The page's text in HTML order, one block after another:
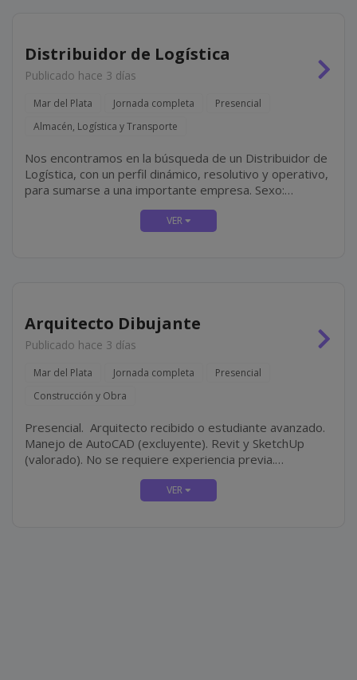
Distribuidor de Logística
Publicado hace 3 días
Mar del Plata Jornada completa
Presencial
Almacén, Logística y Transporte
Nos encontramos en la búsqueda de un Distribuidor de
Logística, con un perfil dinámico, resolutivo y operativo,
para sumarse a una importante empresa. Sexo:
Arquitecto Dibujante
Publicado hace 3 días
Mar del Plata Jornada completa
Presencial
Construcción y Obra
Presencial. Arquitecto recibido o estudiante avanzado.
Manejo de AutoCAD (excluyente). Revit y SketchUp
(valorado). No se requiere experiencia previa.
Modalidad de contratación por facturación.